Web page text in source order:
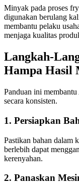
Minyak pada proses
digunakan berulang
membantu pelaku
menjaga kualitas
Langkah-
Hampa Hasil
Panduan ini
secara konsisten.
1. Persiapkan
Pastikan bahan dalam
berlebih dapat
kerenyahan.
2. Panaskan